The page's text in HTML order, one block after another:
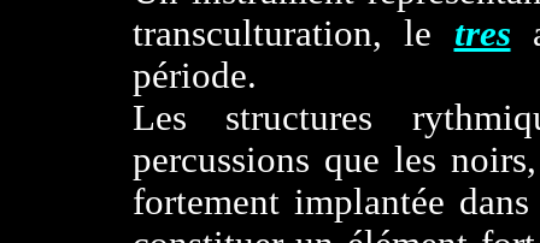
transculturation, le tres
période.
Les structures
percussions que les
fortement implantée